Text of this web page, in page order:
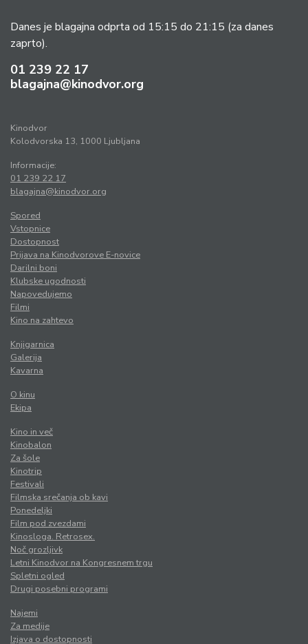
Danes je blagajna odprta od 15:15 do 21:15 (za danes
zaprto).
01 239 22 17
blagajna@kinodvor.org
Kinodvor
Kolodvorska 13, 1000 Ljubljana
Informacije:
01 239 22 17
blagajna@kinodvor.org
Spored
Vstopnice
Dostopnost
Prijava na Kinodvorove E-novice
Darilni boni
Klubske ugodnosti
Napovedujemo
Filmi
Kino na zahtevo
Knjigarnica
Galerija
Kavarna
O kinu
Ekipa
Kino in več
Kinobalon
Za šole
Kinotrip
Festivali
Filmska srečanja ob kavi
Ponedeljki
Film pod zvezdami
Kinosloga. Retrosex.
Noč grozljivk
Letni Kinodvor na Kongresnem trgu
Spletni ogled
Drugi posebni programi
Najemi
Za medije
Izjava o dostopnosti